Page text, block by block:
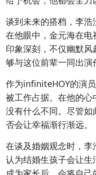
谈到未来的搭档，李浩
在他眼中，金元海在
印象深刻，不仅幽默
够与这位前辈一同出演
作为infiniteHOY的演
被工作占据。在他的
没有什么不同。尽管
否会让幸福渐行渐远。
在谈及婚姻观念时，李
认为结婚生孩子会让生